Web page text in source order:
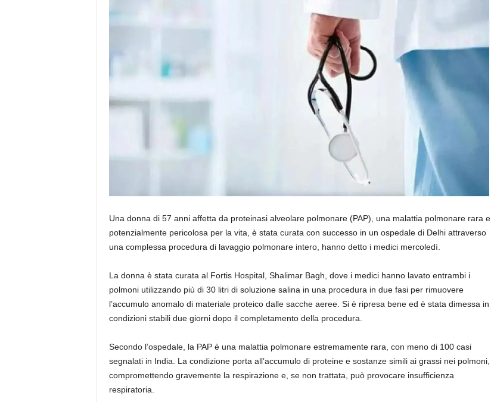
Una donna di 57 anni affetta da proteinasi alveolare polmonare (PAP), una malattia polmonare rara e
potenzialmente pericolosa per la vita, è stata curata con successo in un ospedale di Delhi attraverso
una complessa procedura di lavaggio polmonare intero, hanno detto i medici mercoledì.
La donna è stata curata al Fortis Hospital, Shalimar Bagh, dove i medici hanno lavato entrambi i
polmoni utilizzando più di 30 litri di soluzione salina in una procedura in due fasi per rimuovere
l’accumulo anomalo di materiale proteico dalle sacche aeree. Si è ripresa bene ed è stata dimessa in
condizioni stabili due giorni dopo il completamento della procedura.
Secondo l’ospedale, la PAP è una malattia polmonare estremamente rara, con meno di 100 casi
segnalati in India. La condizione porta all’accumulo di proteine ​​e sostanze simili ai grassi nei polmoni,
compromettendo gravemente la respirazione e, se non trattata, può provocare insufficienza
respiratoria.